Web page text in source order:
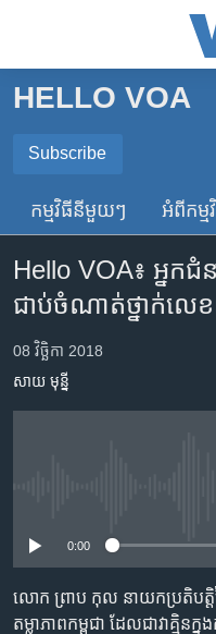
គេហទំព័រ​
រំលង​
ព័ត៌មាន​​
តែ​
រំលង​
និង​
ចូល​
រំលង​
និង​
ចូល​
ទៅ​
កម្ពុជា
អន្តរជាតិ
ចិន
ហេឡូវីអូអេ
កម្ពុជាច្នៃប្រតិដ្ឋ
ព្រឹត្តិការណ៍ព័ត៌មាន
ទូរទស្សន៍ / វីដេអូ​
HELLO VOA
Subscribe
ទទួល​​​
កម្មវិធី​នីមួយៗ អំពី​កម្ម
Hello VOA៖ អ្នក​ជំ
ជាប់​ចំណាត់ថ្នាក់​លេ
08 វិច្ឆិកា 2018
សាយ មុន្នី
0:00
លោក ព្រាប កុល នាយក​ប្រតិបត្តិ​ន
តម្លាភាព​កម្ពុជា​ ដែល​ជា​វាគ្មិន​ក្នុ